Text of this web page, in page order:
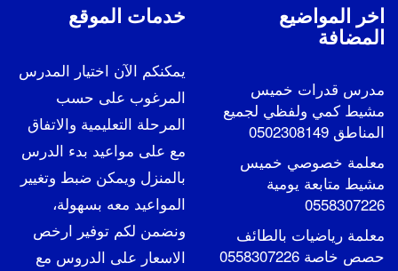
خدمات الموقع
يمكنكم الآن اختيار المدرس
المرغوب على حسب
المرحلة التعليمية والاتفاق
مع على مواعيد بدء الدرس
بالمنزل ويمكن ضبط وتغيير
المواعيد معه بسهولة،
ونضمن لكم توفير ارخص
الاسعار على الدروس مع
اخر المواضيع
المضافة
مدرس قدرات خميس
مشيط كمي ولفظي لجميع
المناطق 0502308149
معلمة خصوصي خميس
مشيط متابعة يومية
0558307226
معلمة رياضيات بالطائف
حصص خاصة 0558307226